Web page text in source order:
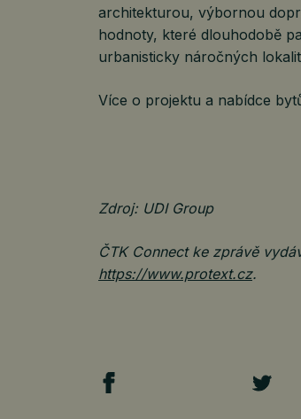
architekturou, výbornou
hodnoty, které dlouhodobě
urbanisticky náročných
Více o projektu a nabídce
Zdroj: UDI Group
ČTK Connect ke zprávě
https://www.protext.cz.